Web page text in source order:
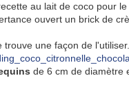
au lait de coco pour
ouvert un brick de
trouve une façon de l'utiliser.
de 6 cm de diamètre